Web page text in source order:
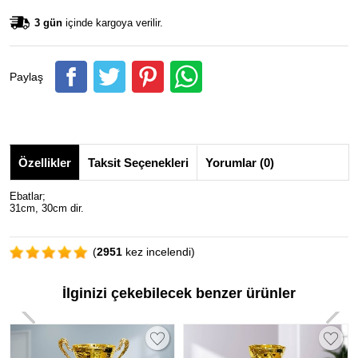
3 gün içinde kargoya verilir.
Paylaş
Özellikler Taksit Seçenekleri Yorumlar (0)
Ebatlar;
31cm, 30cm dir.
(2951 kez incelendi)
İlginizi çekebilecek benzer ürünler